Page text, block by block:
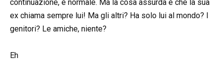
continuazione, è normale. Ma la cosa assurda è che la sua
ex chiama sempre lui! Ma gli altri? Ha solo lui al mondo? I
genitori? Le amiche, niente?
Eh